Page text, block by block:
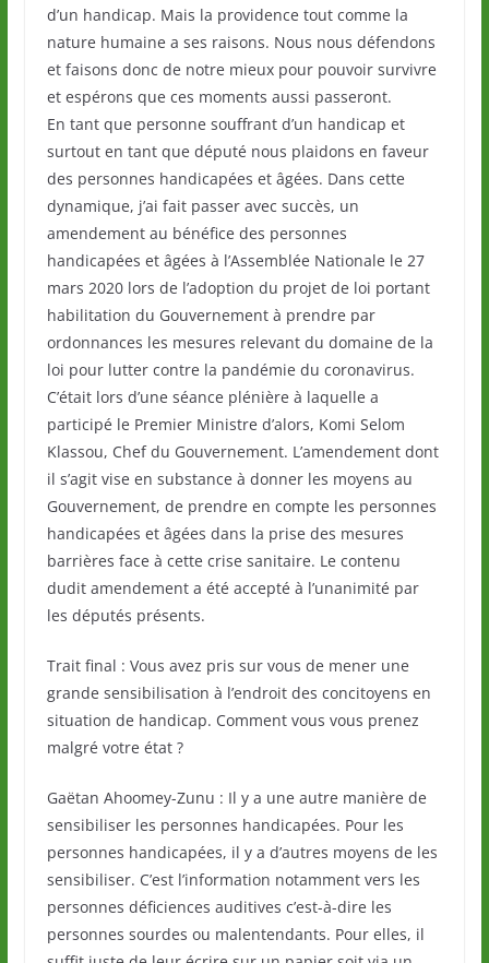
d’un handicap. Mais la providence tout comme la
nature humaine a ses raisons. Nous nous défendons
et faisons donc de notre mieux pour pouvoir survivre
et espérons que ces moments aussi passeront.
En tant que personne souffrant d’un handicap et
surtout en tant que député nous plaidons en faveur
des personnes handicapées et âgées. Dans cette
dynamique, j’ai fait passer avec succès, un
amendement au bénéfice des personnes
handicapées et âgées à l’Assemblée Nationale le 27
mars 2020 lors de l’adoption du projet de loi portant
habilitation du Gouvernement à prendre par
ordonnances les mesures relevant du domaine de la
loi pour lutter contre la pandémie du coronavirus.
C’était lors d’une séance plénière à laquelle a
participé le Premier Ministre d’alors, Komi Selom
Klassou, Chef du Gouvernement. L’amendement dont
il s’agit vise en substance à donner les moyens au
Gouvernement, de prendre en compte les personnes
handicapées et âgées dans la prise des mesures
barrières face à cette crise sanitaire. Le contenu
dudit amendement a été accepté à l’unanimité par
les députés présents.
Trait final : Vous avez pris sur vous de mener une
grande sensibilisation à l’endroit des concitoyens en
situation de handicap. Comment vous vous prenez
malgré votre état ?
Gaëtan Ahoomey-Zunu : Il y a une autre manière de
sensibiliser les personnes handicapées. Pour les
personnes handicapées, il y a d’autres moyens de les
sensibiliser. C’est l’information notamment vers les
personnes déficiences auditives c’est-à-dire les
personnes sourdes ou malentendants. Pour elles, il